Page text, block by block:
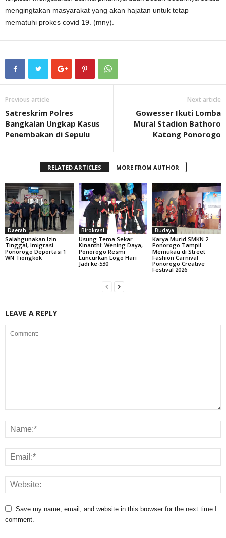
mengingtakan masyarakat yang akan hajatan untuk tetap
mematuhi prokes covid 19. (mny).
Previous article
Satreskrim Polres
Bangkalan Ungkap Kasus
Penembakan di Sepulu
Next article
Gowesser Ikuti Lomba
Mural Stadion Bathoro
Katong Ponorogo
RELATED ARTICLES MORE FROM AUTHOR
Daerah
Salahgunakan Izin
Tinggal, Imigrasi
Ponorogo Deportasi 1
WN Tiongkok
Birokrasi
Usung Tema Sekar
Kinanthi: Wening Daya,
Ponorogo Resmi
Luncurkan Logo Hari
Jadi ke-530
Budaya
Karya Murid SMKN 2
Ponorogo Tampil
Memukau di Street
Fashion Carnival
Ponorogo Creative
Festival 2026
LEAVE A REPLY
Save my name, email, and website in this browser for the next time I
comment.